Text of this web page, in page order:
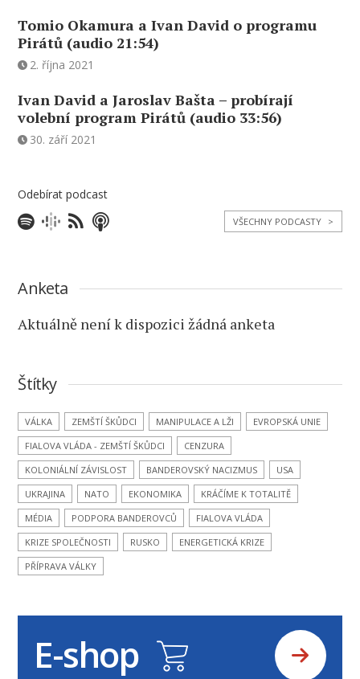
Tomio Okamura a Ivan David o programu
Pirátů (audio 21:54)
2. října 2021
Ivan David a Jaroslav Bašta – probírají
volební program Pirátů (audio 33:56)
30. září 2021
Odebírat podcast
VŠECHNY PODCASTY >
Anketa
Aktuálně není k dispozici žádná anketa
Štítky
VÁLKA ZEMŠTÍ ŠKŮDCI MANIPULACE A LŽI
EVROPSKÁ UNIE
FIALOVA VLÁDA - ZEMŠTÍ ŠKŮDCI
CENZURA
KOLONIÁLNÍ ZÁVISLOST
BANDEROVSKÝ NACIZMUS
USA
UKRAJINA
NATO EKONOMIKA
KRÁČÍME K TOTALITĚ
MÉDIA
PODPORA BANDEROVCŮ
FIALOVA VLÁDA
KRIZE SPOLEČNOSTI
RUSKO
ENERGETICKÁ KRIZE
PŘÍPRAVA VÁLKY
E-shop